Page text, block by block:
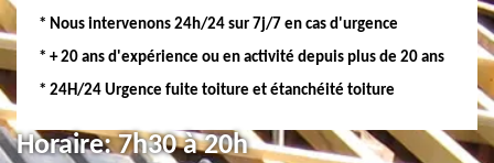
* Nous intervenons 24h/24 sur 7j/7 en cas d'urgence
* + 20 ans d'expérience ou en activité depuis plus de 20 ans
* 24H/24 Urgence fuite toiture et étanchéité toiture
Horaire:7h30 à 20h